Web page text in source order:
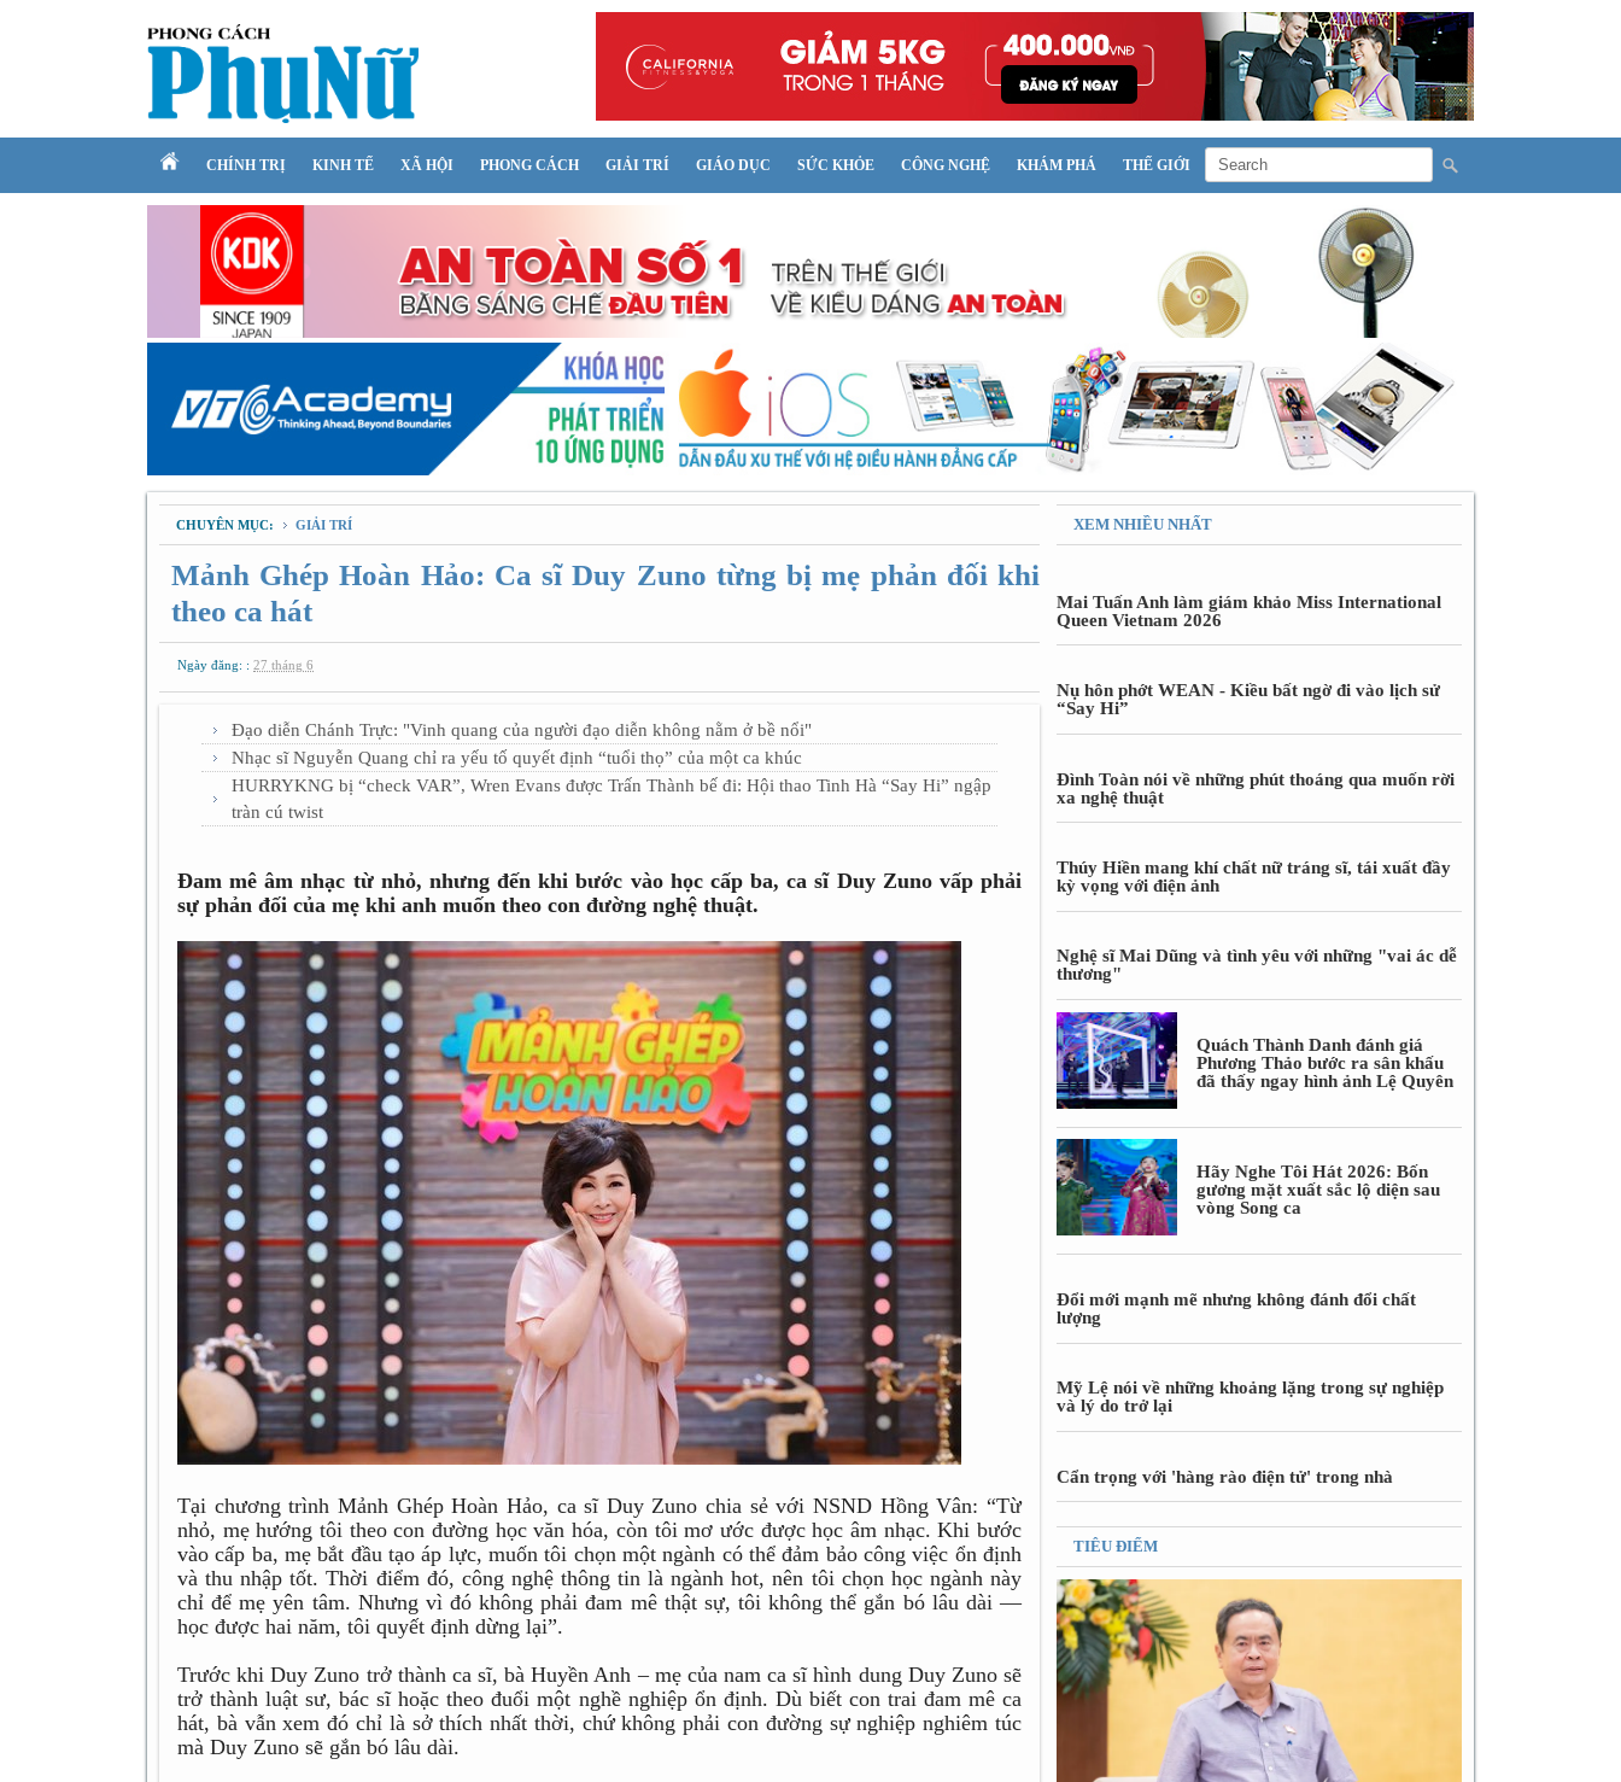
CHÍNH TRỊ KINH TẾ XÃ HỘI PHONG CÁCH GIẢI TRÍ GIÁO DỤC SỨC KHỎE CÔNG NGHỆ KHÁM PHÁ THẾ GIỚI
CHUYÊN MỤC: GIẢI TRÍ
Mảnh Ghép Hoàn Hảo: Ca sĩ Duy Zuno từng bị mẹ phản đối khi
theo ca hát
Ngày đăng: : 27 tháng 6
Đạo diễn Chánh Trực: "Vinh quang của người đạo diễn không nằm ở bề nổi"
Nhạc sĩ Nguyễn Quang chỉ ra yếu tố quyết định “tuổi thọ” của một ca khúc
HURRYKNG bị “check VAR”, Wren Evans được Trấn Thành bế đi: Hội thao Tinh Hà “Say Hi” ngập
tràn cú twist
Đam mê âm nhạc từ nhỏ, nhưng đến khi bước vào học cấp ba, ca sĩ Duy Zuno vấp phải
sự phản đối của mẹ khi anh muốn theo con đường nghệ thuật.
Tại chương trình Mảnh Ghép Hoàn Hảo, ca sĩ Duy Zuno chia sẻ với NSND Hồng Vân: “Từ
nhỏ, mẹ hướng tôi theo con đường học văn hóa, còn tôi mơ ước được học âm nhạc. Khi bước
vào cấp ba, mẹ bắt đầu tạo áp lực, muốn tôi chọn một ngành có thể đảm bảo công việc ổn định
và thu nhập tốt. Thời điểm đó, công nghệ thông tin là ngành hot, nên tôi chọn học ngành này
chỉ để mẹ yên tâm. Nhưng vì đó không phải đam mê thật sự, tôi không thể gắn bó lâu dài —
học được hai năm, tôi quyết định dừng lại”.
Trước khi Duy Zuno trở thành ca sĩ, bà Huyền Anh – mẹ của nam ca sĩ hình dung Duy Zuno sẽ
trở thành luật sư, bác sĩ hoặc theo đuổi một nghề nghiệp ổn định. Dù biết con trai đam mê ca
hát, bà vẫn xem đó chỉ là sở thích nhất thời, chứ không phải con đường sự nghiệp nghiêm túc
mà Duy Zuno sẽ gắn bó lâu dài.
XEM NHIỀU NHẤT
Mai Tuấn Anh làm giám khảo Miss International
Queen Vietnam 2026
Nụ hôn phớt WEAN - Kiều bất ngờ đi vào lịch sử
“Say Hi”
Đình Toàn nói về những phút thoáng qua muốn rời
xa nghệ thuật
Thúy Hiền mang khí chất nữ tráng sĩ, tái xuất đầy
kỳ vọng với điện ảnh
Nghệ sĩ Mai Dũng và tình yêu với những "vai ác dễ
thương"
Quách Thành Danh đánh giá
Phương Thảo bước ra sân khấu
đã thấy ngay hình ảnh Lệ Quyên
Hãy Nghe Tôi Hát 2026: Bốn
gương mặt xuất sắc lộ diện sau
vòng Song ca
Đổi mới mạnh mẽ nhưng không đánh đổi chất
lượng
Mỹ Lệ nói về những khoảng lặng trong sự nghiệp
và lý do trở lại
Cẩn trọng với 'hàng rào điện tử' trong nhà
TIÊU ĐIỂM